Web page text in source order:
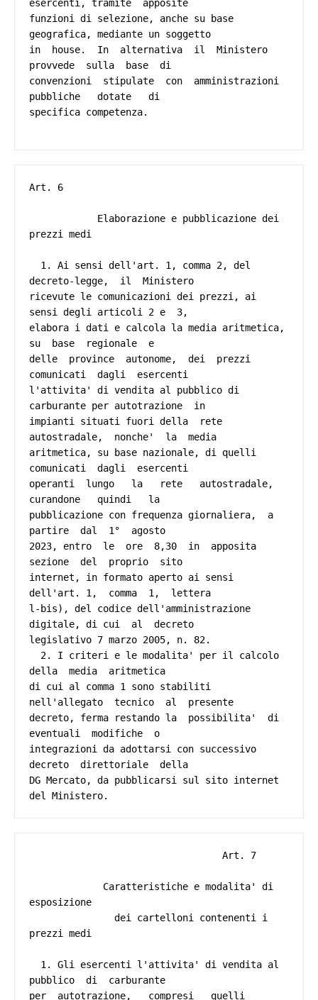
esercenti, tramite  apposite
funzioni di selezione, anche su base
geografica, mediante un soggetto
in  house.  In  alternativa  il  Ministero
provvede  sulla  base  di
convenzioni  stipulate  con  amministrazioni
pubbliche   dotate   di
specifica competenza.
Art. 6
prezzi medi
decreto-legge,  il  Ministero
ricevute le comunicazioni dei prezzi, ai
sensi degli articoli 2 e  3,
elabora i dati e calcola la media aritmetica,
su  base  regionale  e
delle  province  autonome,  dei  prezzi
comunicati  dagli  esercenti
l'attivita' di vendita al pubblico di
carburante per autotrazione  in
impianti situati fuori della  rete
autostradale,  nonche'  la  media
aritmetica, su base nazionale, di quelli
comunicati  dagli  esercenti
operanti  lungo   la   rete   autostradale,
curandone   quindi   la
pubblicazione con frequenza giornaliera,  a
partire  dal  1°  agosto
2023, entro  le  ore  8,30  in  apposita
sezione  del  proprio  sito
internet, in formato aperto ai sensi
dell'art. 1,  comma  1,  lettera
l-bis), del codice dell'amministrazione
digitale, di cui  al  decreto
legislativo 7 marzo 2005, n. 82.
della  media  aritmetica
di cui al comma 1 sono stabiliti
nell'allegato  tecnico  al  presente
decreto, ferma restando la  possibilita'  di
eventuali  modifiche  o
integrazioni da adottarsi con successivo
decreto  direttoriale  della
DG Mercato, da pubblicarsi sul sito internet
esposizione
prezzi medi
pubblico  di  carburante
per  autotrazione,   compresi   quelli